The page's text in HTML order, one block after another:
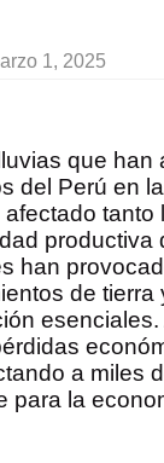
1, 2025
que han
del Perú en
tanto
productiva
han
de tierra
esenciales.
a miles
para la